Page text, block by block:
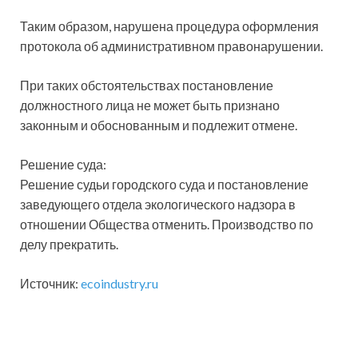
Таким образом, нарушена процедура оформления
протокола об административном правонарушении.
При таких обстоятельствах постановление
должностного лица не может быть признано
законным и обоснованным и подлежит отмене.
Решение суда:
Решение судьи городского суда и постановление
заведующего отдела экологического надзора в
отношении Общества отменить. Производство по
делу прекратить.
Источник: ecoindustry.ru